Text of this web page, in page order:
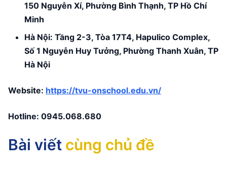
150 Nguyễn Xí, Phường Bình Thạnh, TP Hồ Chí
Minh
Hà Nội: Tầng 2-3, Tòa 17T4, Hapulico Complex,
Số 1 Nguyễn Huy Tưởng, Phường Thanh Xuân, TP
Hà Nội
Website: https://tvu-onschool.edu.vn/
Hotline: 0945.068.680
Bài viết cùng chủ đề